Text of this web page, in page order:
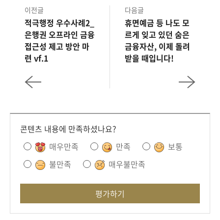
이전글
적극행정 우수사례2_
은행권 오프라인 금융
접근성 제고 방안 마
련 vf.1
다음글
휴면예금 등 나도 모
르게 잊고 있던 숨은
금융자산, 이제 돌려
받을 때입니다!
콘텐츠 내용에 만족하셨나요?
매우만족
만족
보통
불만족
매우불만족
평가하기